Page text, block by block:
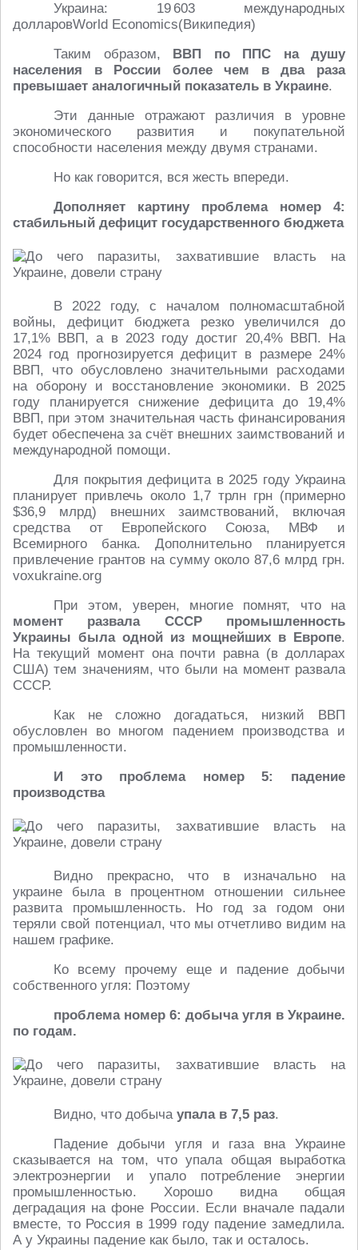
Украина: 19 603 международных
долларовWorld Economics(Википедия)
Таким образом, ВВП по ППС на душу
населения в России более чем в два раза
превышает аналогичный показатель в Украине.
Эти данные отражают различия в уровне
экономического развития и покупательной
способности населения между двумя странами.
Но как говорится, вся жесть впереди.
Дополняет картину проблема номер 4:
стабильный дефицит государственного бюджета
В 2022 году, с началом полномасштабной
войны, дефицит бюджета резко увеличился до
17,1% ВВП, а в 2023 году достиг 20,4% ВВП. На
2024 год прогнозируется дефицит в размере 24%
ВВП, что обусловлено значительными расходами
на оборону и восстановление экономики. В 2025
году планируется снижение дефицита до 19,4%
ВВП, при этом значительная часть финансирования
будет обеспечена за счёт внешних заимствований и
международной помощи.
Для покрытия дефицита в 2025 году Украина
планирует привлечь около 1,7 трлн грн (примерно
$36,9 млрд) внешних заимствований, включая
средства от Европейского Союза, МВФ и
Всемирного банка. Дополнительно планируется
привлечение грантов на сумму около 87,6 млрд грн.
voxukraine.org
При этом, уверен, многие помнят, что на
момент развала СССР промышленность
Украины была одной из мощнейших в Европе.
На текущий момент она почти равна (в долларах
США) тем значениям, что были на момент развала
СССР.
Как не сложно догадаться, низкий ВВП
обусловлен во многом падением производства и
промышленности.
И это проблема номер 5: падение
производства
Видно прекрасно, что в изначально на
украине была в процентном отношении сильнее
развита промышленность. Но год за годом они
теряли свой потенциал, что мы отчетливо видим на
нашем графике.
Ко всему прочему еще и падение добычи
собственного угля: Поэтому
проблема номер 6: добыча угля в Украине.
по годам.
Видно, что добычаупала в 7,5 раз.
Падение добычи угля и газа вна Украине
сказывается на том, что упала общая выработка
электроэнергии и упало потребление энергии
промышленностью. Хорошо видна общая
деградация на фоне России. Если вначале падали
вместе, то Россия в 1999 году падение замедлила.
А у Украины падение как было, так и осталось.